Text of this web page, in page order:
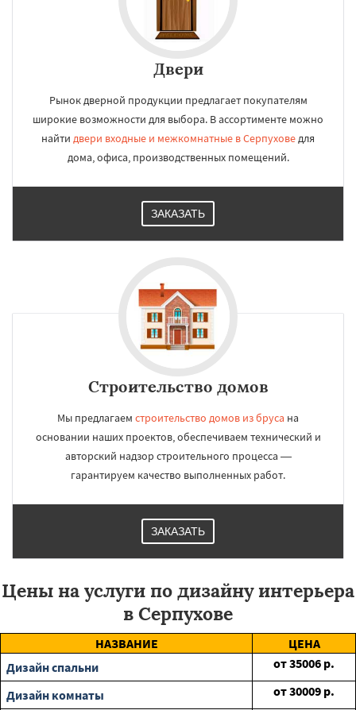
Двери
Рынок дверной продукции предлагает покупателям
широкие возможности для выбора. В ассортименте можно
найти двери входные и межкомнатные в Серпуховедля
дома, офиса, производственных помещений.
ЗАКАЗАТЬ
Строительство домов
Мы предлагаем строительство домов из бруса на
основании наших проектов, обеспечиваем технический и
авторский надзор строительного процесса —
гарантируем качество выполненных работ.
ЗАКАЗАТЬ
Цены на услуги по дизайну интерьера
в Серпухове
НАЗВАНИЕ
ЦЕНА
Дизайн спальни
от35006 р.
Дизайн комнаты
от30009 р.